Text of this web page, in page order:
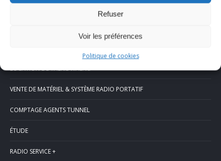
Refuser
Voir les préférences
Politique de cookies
LOCATION DE TALKIE WALKIE
VENTE DE MATÉRIEL & SYSTÈME RADIO PORTATIF
COMPTAGE AGENTS TUNNEL
ÉTUDE
RADIO SERVICE +